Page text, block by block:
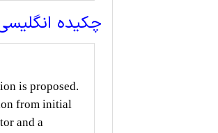
چکیده
is proposed.
from initial
and a